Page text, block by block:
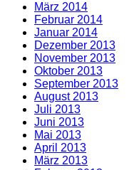
März 2014
Februar 2014
Januar 2014
Dezember 2013
November 2013
Oktober 2013
September 2013
August 2013
Juli 2013
Juni 2013
Mai 2013
April 2013
März 2013